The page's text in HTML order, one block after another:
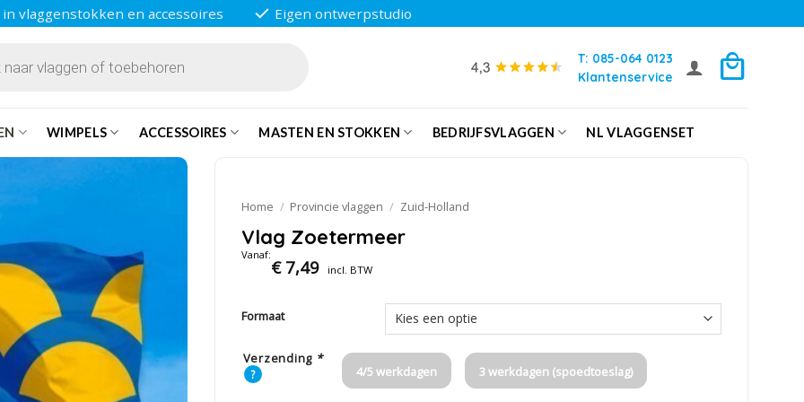
vlaggenstokken en accessoires Eigen ontwerpstudio
T: 085-064 0123
Klantenservice
WIMPELS ACCESSOIRES MASTEN EN STOKKEN BEDRIJFSVLAGGEN NL VLAGGENSET
Home / Provincie vlaggen / Zuid-Holland
Vlag Zoetermeer
Vanaf:
€7,49 incl. BTW
Formaat
Verzending *
? 4/5 werkdagen 3 werkdagen (spoedtoeslag)